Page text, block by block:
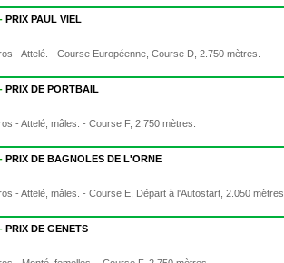
-PRIX PAUL VIEL
- Attelé. - Course Européenne, Course D, 2.750 mètres.
-PRIX DE PORTBAIL
- Attelé, mâles. - Course F, 2.750 mètres.
-PRIX DE BAGNOLES DE L'ORNE
- Attelé, mâles. - Course E, Départ à l'Autostart, 2.050 mètres.
-PRIX DE GENETS